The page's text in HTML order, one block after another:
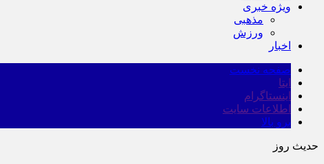
ویژه خبری
مذهبی
ورزش
اخبار
صفحه نخست
ایتا
اینستاگرام
اطلاعات سایت
برو بالا
حدیث روز